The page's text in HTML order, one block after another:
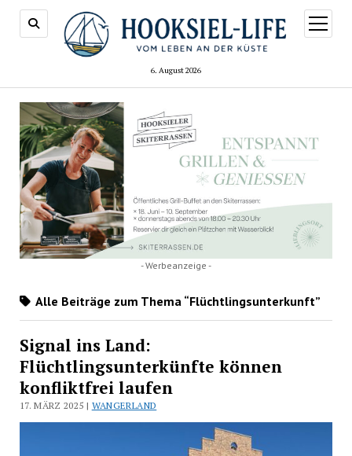
6. August 2026
Menü
öffnen
- Werbeanzeige -
Alle Beiträge zum Thema “Flüchtlingsunterkunft”
Signal ins Land:
Flüchtlingsunterkünfte können
konfliktfrei laufen
17. MÄRZ 2025 | WANGERLAND